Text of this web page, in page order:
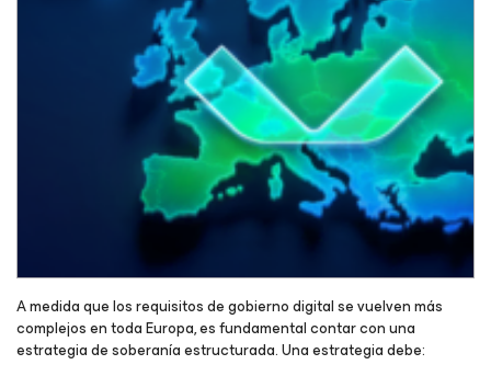
A medida que los requisitos de gobierno digital se vuelven más
complejos en toda Europa, es fundamental contar con una
estrategia de soberanía estructurada. Una estrategia debe: